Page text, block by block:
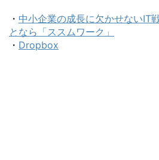
・ 中小企業の成長に欠かせないIT
となら「ススムワーク」
・ Dropbox